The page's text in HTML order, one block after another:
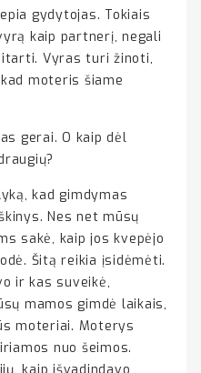
gydytojas. Tokiais
kaip partnerį, negali
Vyras turi žinoti,
moteris šiame
gerai. O kaip dėl
kad gimdymas
Nes net mūsų
sakė, kaip jos kvepėjo
Šitą reikia įsidėmėti.
ir kas suveikė,
mamos gimdė laikais,
moteriai. Moterys
nuo šeimos.